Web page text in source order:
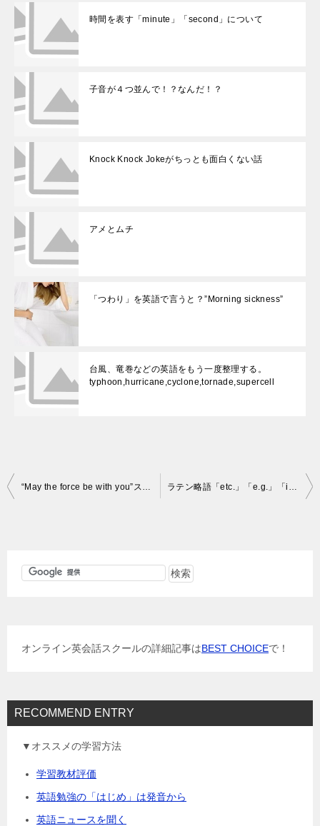
時間を表す「minute」「second」について
子音が４つ並んで！？なんだ！？
Knock Knock Jokeがちっとも面白くない話
アメとムチ
「つわり」を英語で言うと？”Morning sickness”
台風、竜巻などの英語をもう一度整理する。
typhoon,hurricane,cyclone,tornade,supercell
投
オンライン英会話スクールの詳細記事はBEST CHOICEで！
RECOMMEND ENTRY
▼オススメの学習方法
学習教材評価
英語勉強の「はじめ」は発音から
英語ニュースを聞く